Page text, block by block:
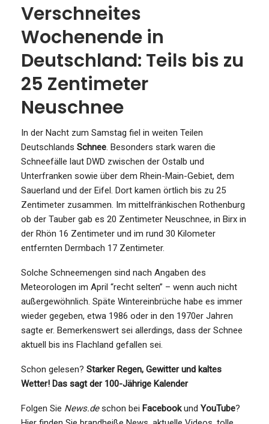
Verschneites
Wochenende in
Deutschland: Teils bis zu
25 Zentimeter
Neuschnee
In der Nacht zum Samstag fiel in weiten Teilen
Deutschlands Schnee. Besonders stark waren die
Schneefälle laut DWD zwischen der Ostalb und
Unterfranken sowie über dem Rhein-Main-Gebiet, dem
Sauerland und der Eifel. Dort kamen örtlich bis zu 25
Zentimeter zusammen. Im mittelfränkischen Rothenburg
ob der Tauber gab es 20 Zentimeter Neuschnee, in Birx in
der Rhön 16 Zentimeter und im rund 30 Kilometer
entfernten Dermbach 17 Zentimeter.
Solche Schneemengen sind nach Angaben des
Meteorologen im April “recht selten” – wenn auch nicht
außergewöhnlich. Späte Wintereinbrüche habe es immer
wieder gegeben, etwa 1986 oder in den 1970er Jahren
sagte er. Bemerkenswert sei allerdings, dass der Schnee
aktuell bis ins Flachland gefallen sei.
Schon gelesen? Starker Regen, Gewitter und kaltes
Wetter! Das sagt der 100-Jährige Kalender
Folgen Sie News.deschon bei Facebookund YouTube?